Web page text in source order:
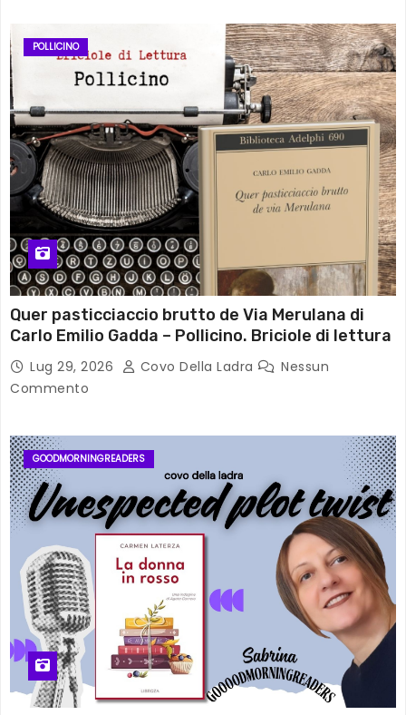
POLLICINO
Quer pasticciaccio brutto de Via Merulana di
Carlo Emilio Gadda – Pollicino. Briciole di lettura
Lug 29, 2026 Covo Della Ladra
Nessun
Commento
GOODMORNINGREADERS